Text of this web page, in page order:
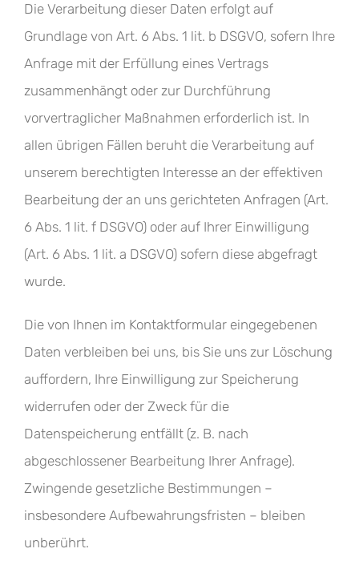
Die Verarbeitung dieser Daten erfolgt auf
Grundlage von Art. 6 Abs. 1 lit. b DSGVO, sofern Ihre
Anfrage mit der Erfüllung eines Vertrags
zusammenhängt oder zur Durchführung
vorvertraglicher Maßnahmen erforderlich ist. In
allen übrigen Fällen beruht die Verarbeitung auf
unserem berechtigten Interesse an der effektiven
Bearbeitung der an uns gerichteten Anfragen (Art.
6 Abs. 1 lit. f DSGVO) oder auf Ihrer Einwilligung
(Art. 6 Abs. 1 lit. a DSGVO) sofern diese abgefragt
wurde.
Die von Ihnen im Kontaktformular eingegebenen
Daten verbleiben bei uns, bis Sie uns zur Löschung
auffordern, Ihre Einwilligung zur Speicherung
widerrufen oder der Zweck für die
Datenspeicherung entfällt (z. B. nach
abgeschlossener Bearbeitung Ihrer Anfrage).
Zwingende gesetzliche Bestimmungen –
insbesondere Aufbewahrungsfristen – bleiben
unberührt.